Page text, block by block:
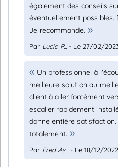
également des conseils
éventuellement possibles.
Je recommande.
Par Lucie P... - Le 27/02/
Un professionnel à
meilleure solution au
client à aller forcément
escalier rapidement
donne entière
totalement.
Par Fred As... - Le 18/12/